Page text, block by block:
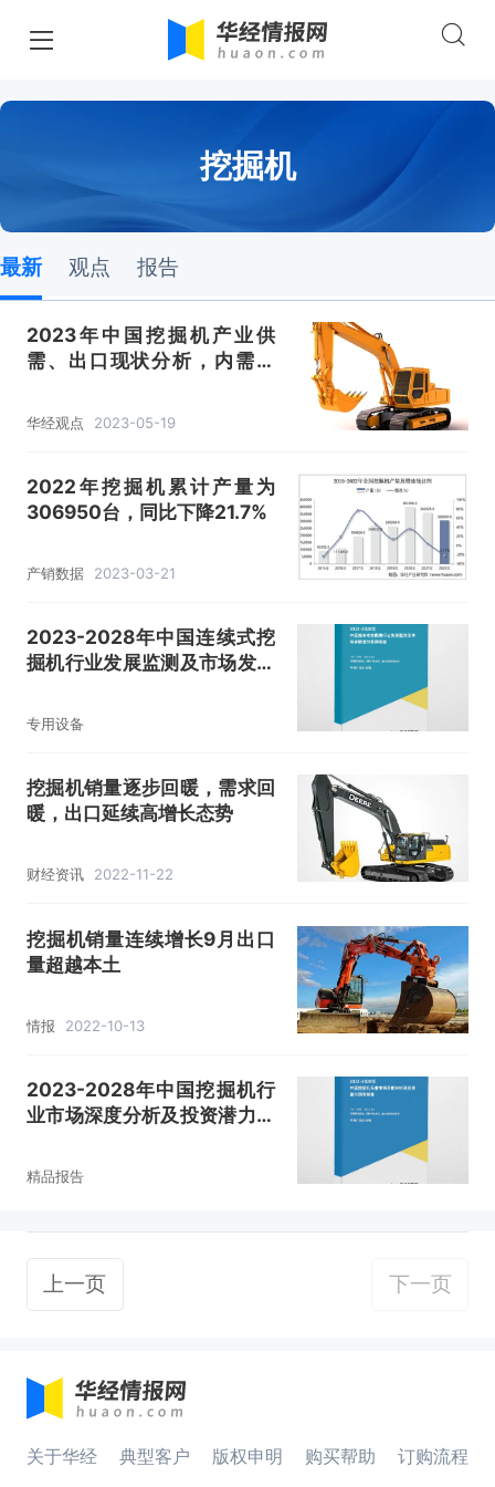
挖掘机
最新 观点 报告
2023年中国挖掘机产业供
需、出口现状分析，内需不
华经观点 2023-05-19
2022年挖掘机累计产量为
306950台，同比下降21.7%
产销数据 2023-03-21
2023-2028年中国连续式挖
掘机行业发展监测及市场发展
专用设备
挖掘机销量逐步回暖，需求回
暖，出口延续高增长态势
财经资讯 2022-11-22
挖掘机销量连续增长9月出口
量超越本土
情报 2022-10-13
2023-2028年中国挖掘机行
业市场深度分析及投资潜力预
精品报告
上一页 下一页
关于华经 典型客户 版权申明 购买帮助 订购流程